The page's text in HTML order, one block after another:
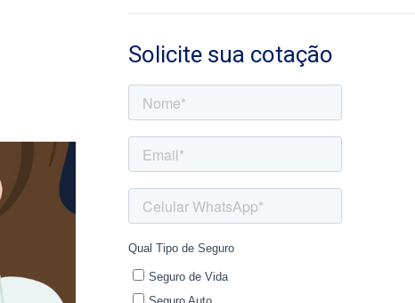
Solicite sua cotação